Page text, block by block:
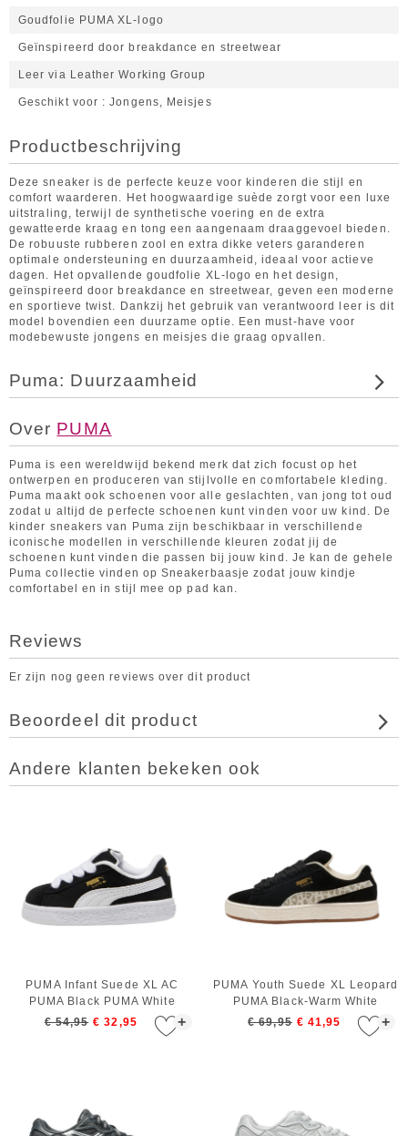
Goudfolie PUMA XL-logo
Geïnspireerd door breakdance en streetwear
Leer via Leather Working Group
Geschikt voor Jongens, Meisjes
Productbeschrijving
Deze sneaker is de perfecte keuze voor kinderen die stijl en
comfort waarderen. Het hoogwaardige suède zorgt voor een luxe
uitstraling, terwijl de synthetische voering en de extra
gewatteerde kraag en tong een aangenaam draaggevoel bieden.
De robuuste rubberen zool en extra dikke veters garanderen
optimale ondersteuning en duurzaamheid, ideaal voor actieve
dagen. Het opvallende goudfolie XL-logo en het design,
geïnspireerd door breakdance en streetwear, geven een moderne
en sportieve twist. Dankzij het gebruik van verantwoord leer is dit
model bovendien een duurzame optie. Een must-have voor
modebewuste jongens en meisjes die graag opvallen.
Puma: Duurzaamheid
Over PUMA
Puma is een wereldwijd bekend merk dat zich focust op het
ontwerpen en produceren van stijlvolle en comfortabele kleding.
Puma maakt ook schoenen voor alle geslachten, van jong tot oud
zodat u altijd de perfecte schoenen kunt vinden voor uw kind. De
kinder sneakers van Puma zijn beschikbaar in verschillende
iconische modellen in verschillende kleuren zodat jij de
schoenen kunt vinden die passen bij jouw kind. Je kan de gehele
Puma collectie vinden op Sneakerbaasje zodat jouw kindje
comfortabel en in stijl mee op pad kan.
Reviews
Er zijn nog geen reviews over dit product
Beoordeel dit product
Andere klanten bekeken ook
+
PUMA Infant Suede XL AC
PUMA Black PUMA White
€ 54,95 € 32,95 +
PUMA Youth Suede XL Leopard
PUMA Black-Warm White
€ 69,95 € 41,95